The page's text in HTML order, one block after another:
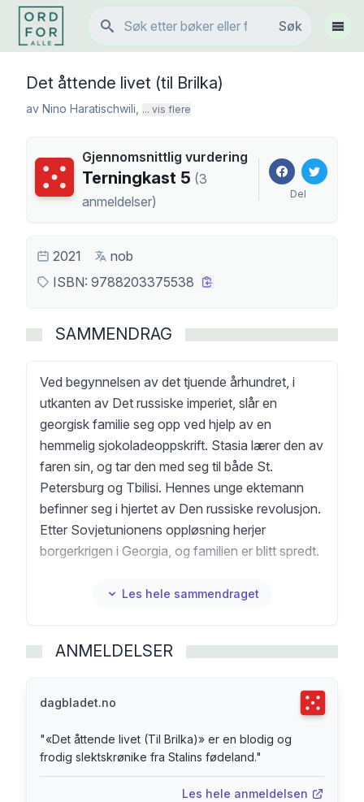
Søk
Søk
Vis
Det åttende livet (til Brilka)
av Nino Haratischwili ... vis flere
Terningkast
Gjennomsnittlig vurdering
Terningkast 5 (3
anmeldelser) Del
2021
nob
ISBN: 9788203375538
SAMMENDRAG
Ved begynnelsen av det tjuende århundret, i
utkanten av Det russiske imperiet, slår en
georgisk familie seg opp ved hjelp av en
hemmelig sjokoladeoppskrift. Stasia lærer den av
faren sin, og tar den med seg til både St.
Petersburg og Tbilisi. Hennes unge ektemann
befinner seg i hjertet av Den russiske revolusjon.
Etter Sovjetunionens oppløsning herjer
borgerkrigen i Georgia, og familien er blitt spredt.
oldebarnet Nitsa har flyttet til Berlin. Til niesen
gjennom hele «det røde århundret». Det åttende
et rystende og rørende flettverk av kjærlighet,
krig og tragedier. Og en sjokoladeoppskrift som
viser seg å bære med seg både ekstase og
fortapelse. «Eventyrlig god roman! ... årets store
Les hele sammendraget
ANMELDELSER
dagbladet.no
"«Det åttende livet (Til Brilka)» er en blodig og
frodig slektskrønike fra Stalins fødeland."
Les hele anmeldelsen